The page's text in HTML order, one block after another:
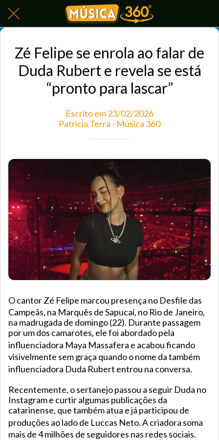
Zé Felipe se enrola ao falar de
Duda Rubert e revela se está
“pronto para lascar”
Escrito em 23/02/2026
Patricia Terra - Música 360
O cantorZé Felipe marcou presença no Desfile das
Campeãs, na Marquês de Sapucaí, no Rio de Janeiro,
na madrugada de domingo (22). Durante passagem
por um dos camarotes, ele foi abordado pela
influenciadora Maya Massafera e acabou ficando
visivelmente sem graça quando o nome da também
influenciadora Duda Rubert entrou na conversa.
Recentemente, o sertanejo passou a seguir Duda no
Instagram e curtir algumas publicações da
catarinense, que também atua e já participou de
produções ao lado de Luccas Neto. A criadora soma
mais de 4 milhões de seguidores nas redes sociais.